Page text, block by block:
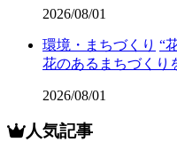
2026/08/01
環境・まちづくり “
花のあるまちづくり
2026/08/01
人気記事